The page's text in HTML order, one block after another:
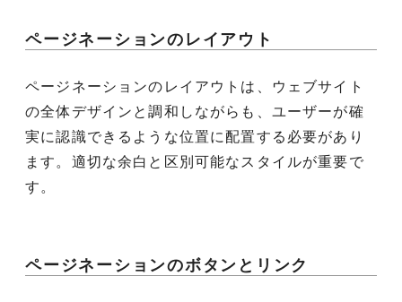
ページネーションのレイアウト
ページネーションのレイアウトは、ウェブサイト
の全体デザインと調和しながらも、ユーザーが確
実に認識できるような位置に配置する必要があり
ます。適切な余白と区別可能なスタイルが重要で
す。
ページネーションのボタンとリンク